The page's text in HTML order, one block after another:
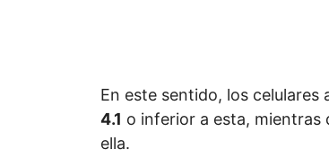
En este sentido, los
4.1 o inferior a esta, mientras
ella.